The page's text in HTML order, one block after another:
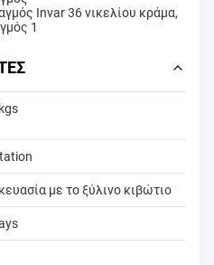
Invar 36 νικελίου κράμα,
1
με το ξύλινο κιβώτιο